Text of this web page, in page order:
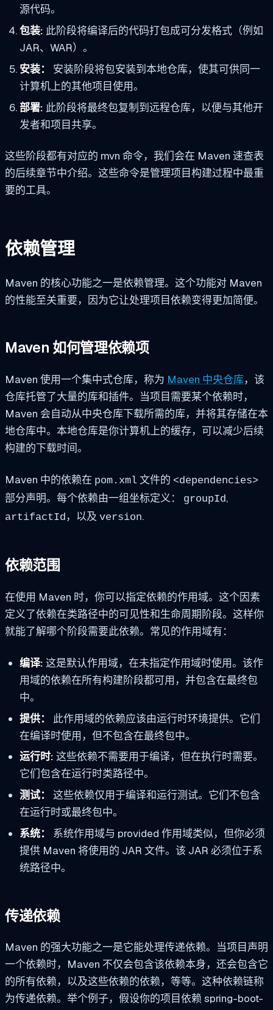
源代码。
包装: 此阶段将编译后的代码打包成可分发格式（例如
JAR、WAR）。
安装：
安装阶段将包安装到本地仓库，使其可供同一
计算机上的其他项目使用。
部署: 此阶段将最终包复制到远程仓库，以便与其他开
发者和项目共享。
这些阶段都有对应的 mvn 命令，我们会在 Maven 速查表
的后续章节中介绍。这些命令是管理项目构建过程中最重
要的工具。
依赖管理
Maven 的核心功能之一是依赖管理。这个功能对 Maven
的性能至关重要，因为它让处理项目依赖变得更加简便。
Maven 如何管理依赖项
Maven 使用一个集中式仓库，称为 Maven 中央仓库，该
仓库托管了大量的库和插件。当项目需要某个依赖时，
Maven 会自动从中央仓库下载所需的库，并将其存储在本
地仓库中。本地仓库是你计算机上的缓存，可以减少后续
构建的下载时间。
Maven 中的依赖在 pom.xml 文件的 <dependencies>
部分声明。每个依赖由一组坐标定义： groupId,
artifactId ，以及 version.
依赖范围
在使用 Maven 时，你可以指定依赖的作用域。这个因素
定义了依赖在类路径中的可见性和生命周期阶段。这样你
就能了解哪个阶段需要此依赖。常见的作用域有：
编译: 这是默认作用域，在未指定作用域时使用。该作
用域的依赖在所有构建阶段都可用，并包含在最终包
中。
提供：
此作用域的依赖应该由运行时环境提供。它们
在编译时使用，但不包含在最终包中。
运行时: 这些依赖不需要用于编译，但在执行时需要。
它们包含在运行时类路径中。
测试：
这些依赖仅用于编译和运行测试。它们不包含
在运行时或最终包中。
系统：
系统作用域与 provided 作用域类似，但你必须
提供 Maven 将使用的 JAR 文件。该 JAR 必须位于系
统路径中。
传递依赖
Maven 的强大功能之一是它能处理传递依赖。当项目声明
一个依赖时，Maven 不仅会包含该依赖本身，还会包含它
的所有依赖，以及这些依赖的依赖，等等。这种依赖链称
为传递依赖。举个例子，假设你的项目依赖 spring-boot-